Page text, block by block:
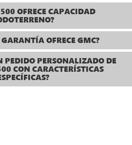
OFRECE CAPACIDAD
OFRECE GMC?
PEDIDO PERSONALIZADO DE
CON CARACTERÍSTICAS